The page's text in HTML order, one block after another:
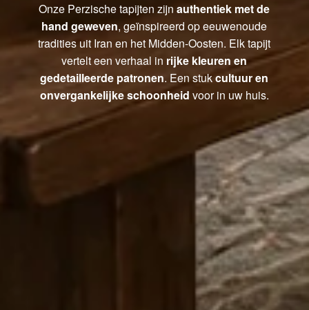
Onze Perzische tapijten zijnauthentiek met de
hand geweven, geïnspireerd op eeuwenoude
tradities uit Iran en het Midden-Oosten. Elk tapijt
vertelt een verhaal in rijke kleuren en
gedetailleerde patronen. Een stukcultuur en
onvergankelijke schoonheid voor in uw huis.